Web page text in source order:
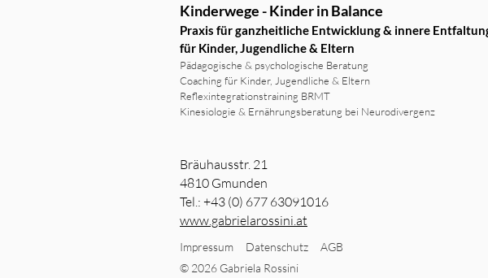
Kinderwege - Kinder in Balance
Praxis für ganzheitliche Entwicklung & innere
für Kinder, Jugendliche & Eltern
Pädagogische & psychologische Beratung
Coaching für Kinder, Jugendliche & Eltern
Reflexintegrationstraining BRMT
Kinesiologie & Ernährungsberatung bei Neurodivergenz
Bräuhausstr. 21
4810 Gmunden
Tel.: +43 (0) 677 63091016
www.gabrielarossini.at
Impressum Datenschutz AGB
© 2026 Gabriela Rossini